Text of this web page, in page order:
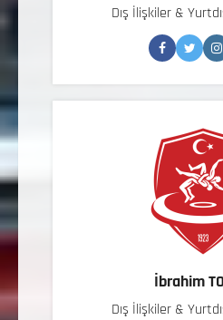
Dış İlişkiler &
İbrahim
Dış İlişkiler &